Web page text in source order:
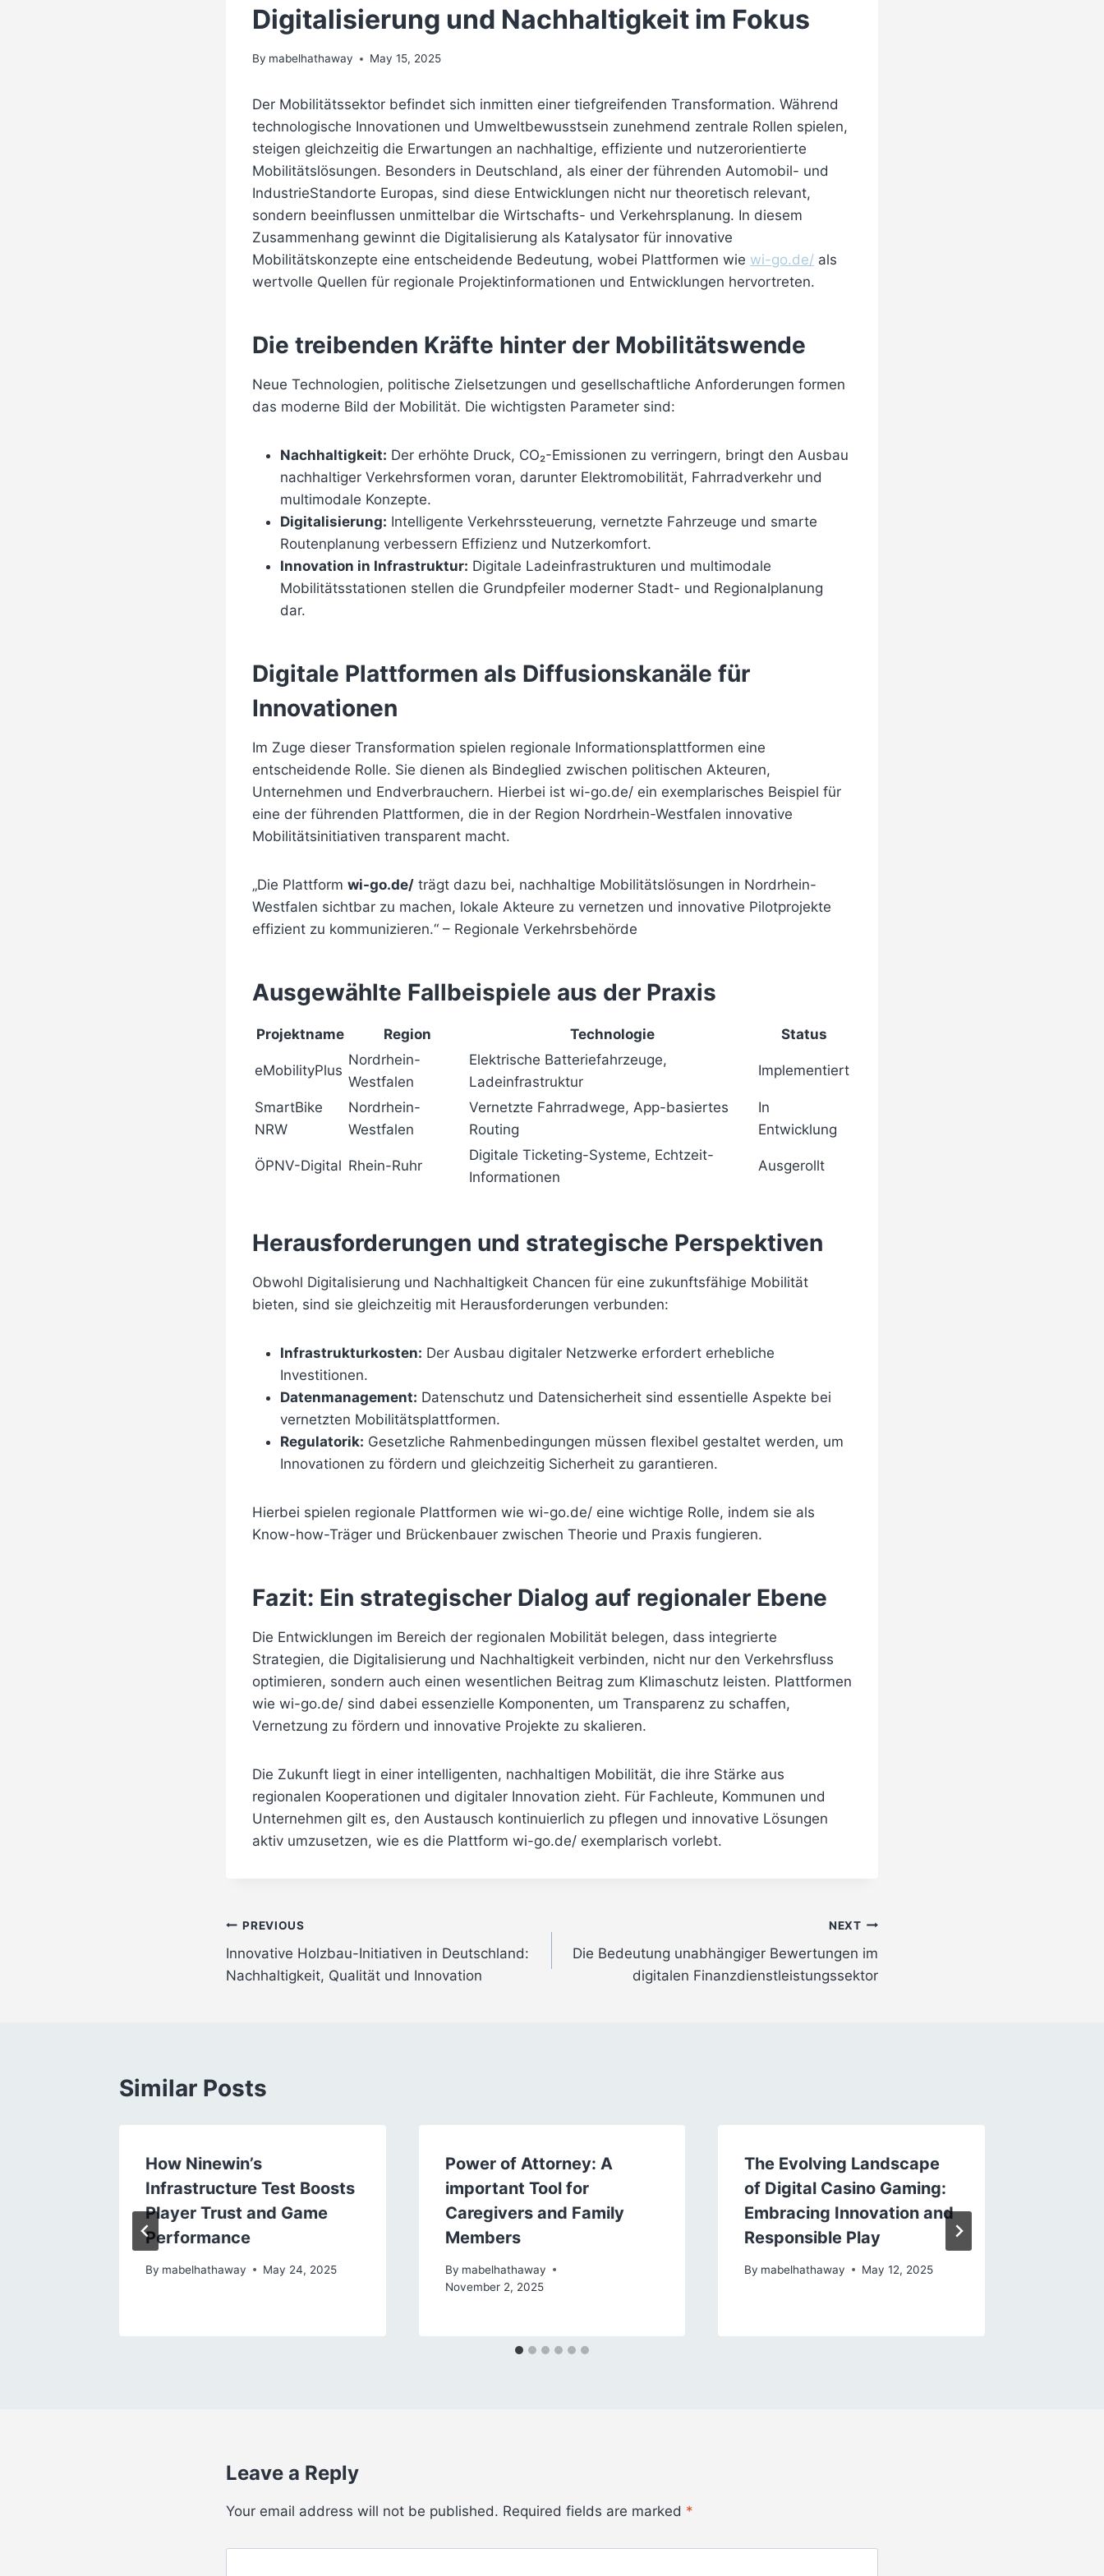
Digitalisierung und Nachhaltigkeit im Fokus
By mabelhathaway May 15, 2025
Der Mobilitätssektor befindet sich inmitten einer tiefgreifenden Transformation. Während
technologische Innovationen und Umweltbewusstsein zunehmend zentrale Rollen spielen,
steigen gleichzeitig die Erwartungen an nachhaltige, effiziente und nutzerorientierte
Mobilitätslösungen. Besonders in Deutschland, als einer der führenden Automobil- und
IndustrieStandorte Europas, sind diese Entwicklungen nicht nur theoretisch relevant,
sondern beeinflussen unmittelbar die Wirtschafts- und Verkehrsplanung. In diesem
Zusammenhang gewinnt die Digitalisierung als Katalysator für innovative
Mobilitätskonzepte eine entscheidende Bedeutung, wobei Plattformen wie wi-go.de/ als
wertvolle Quellen für regionale Projektinformationen und Entwicklungen hervortreten.
Die treibenden Kräfte hinter der Mobilitätswende
Neue Technologien, politische Zielsetzungen und gesellschaftliche Anforderungen formen
das moderne Bild der Mobilität. Die wichtigsten Parameter sind:
Nachhaltigkeit: Der erhöhte Druck, CO₂-Emissionen zu verringern, bringt den Ausbau
nachhaltiger Verkehrsformen voran, darunter Elektromobilität, Fahrradverkehr und
multimodale Konzepte.
Digitalisierung: Intelligente Verkehrssteuerung, vernetzte Fahrzeuge und smarte
Routenplanung verbessern Effizienz und Nutzerkomfort.
Innovation in Infrastruktur: Digitale Ladeinfrastrukturen und multimodale
Mobilitätsstationen stellen die Grundpfeiler moderner Stadt- und Regionalplanung
dar.
Digitale Plattformen als Diffusionskanäle für
Innovationen
Im Zuge dieser Transformation spielen regionale Informationsplattformen eine
entscheidende Rolle. Sie dienen als Bindeglied zwischen politischen Akteuren,
Unternehmen und Endverbrauchern. Hierbei ist wi-go.de/ ein exemplarisches Beispiel für
eine der führenden Plattformen, die in der Region Nordrhein-Westfalen innovative
Mobilitätsinitiativen transparent macht.
„Die Plattform wi-go.de/ trägt dazu bei, nachhaltige Mobilitätslösungen in Nordrhein-
Westfalen sichtbar zu machen, lokale Akteure zu vernetzen und innovative Pilotprojekte
effizient zu kommunizieren.“ – Regionale Verkehrsbehörde
Ausgewählte Fallbeispiele aus der Praxis
Projektname Region Technologie Status
eMobilityPlus
Nordrhein-
Westfalen
Elektrische Batteriefahrzeuge,
Ladeinfrastruktur
Implementiert
SmartBike
NRW
Nordrhein-
Westfalen
Vernetzte Fahrradwege, App-basiertes
Routing
In
Entwicklung
ÖPNV-Digital Rhein-Ruhr
Digitale Ticketing-Systeme, Echtzeit-
Informationen
Ausgerollt
Herausforderungen und strategische Perspektiven
Obwohl Digitalisierung und Nachhaltigkeit Chancen für eine zukunftsfähige Mobilität
bieten, sind sie gleichzeitig mit Herausforderungen verbunden:
Infrastrukturkosten: Der Ausbau digitaler Netzwerke erfordert erhebliche
Investitionen.
Datenmanagement: Datenschutz und Datensicherheit sind essentielle Aspekte bei
vernetzten Mobilitätsplattformen.
Regulatorik: Gesetzliche Rahmenbedingungen müssen flexibel gestaltet werden, um
Innovationen zu fördern und gleichzeitig Sicherheit zu garantieren.
Hierbei spielen regionale Plattformen wie wi-go.de/ eine wichtige Rolle, indem sie als
Know-how-Träger und Brückenbauer zwischen Theorie und Praxis fungieren.
Fazit: Ein strategischer Dialog auf regionaler Ebene
Die Entwicklungen im Bereich der regionalen Mobilität belegen, dass integrierte
Strategien, die Digitalisierung und Nachhaltigkeit verbinden, nicht nur den Verkehrsfluss
optimieren, sondern auch einen wesentlichen Beitrag zum Klimaschutz leisten. Plattformen
wie wi-go.de/ sind dabei essenzielle Komponenten, um Transparenz zu schaffen,
Vernetzung zu fördern und innovative Projekte zu skalieren.
Die Zukunft liegt in einer intelligenten, nachhaltigen Mobilität, die ihre Stärke aus
regionalen Kooperationen und digitaler Innovation zieht. Für Fachleute, Kommunen und
Unternehmen gilt es, den Austausch kontinuierlich zu pflegen und innovative Lösungen
aktiv umzusetzen, wie es die Plattform wi-go.de/ exemplarisch vorlebt.
Post
navigation
PREVIOUS
Innovative Holzbau-Initiativen in Deutschland:
Nachhaltigkeit, Qualität und Innovation
NEXT
Die Bedeutung unabhängiger Bewertungen im
digitalen Finanzdienstleistungssektor
Similar Posts
How Ninewin’s
Infrastructure Test Boosts
Player Trust and Game
Performance
By mabelhathaway May 24, 2025
Power of Attorney: A
important Tool for
Caregivers and Family
Members
By mabelhathaway
November 2, 2025
The Evolving Landscape
of Digital Casino Gaming:
Embracing Innovation and
Responsible Play
By mabelhathaway May 12, 2025
Leave a Reply
Your email address will not be published. Required fields are marked *